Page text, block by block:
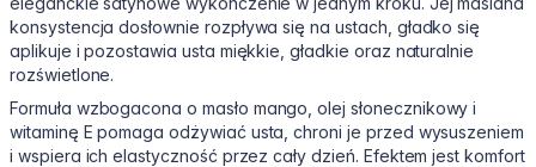
konsystencja dosłownie rozpływa się na ustach, gładko się
aplikuje i pozostawia usta miękkie, gładkie oraz naturalnie
rozświetlone.
Formuła wzbogacona o masło mango, olej słonecznikowy i
witaminę E pomaga odżywiać usta, chroni je przed wysuszeniem
i wspiera ich elastyczność przez cały dzień. Efektem jest komfort